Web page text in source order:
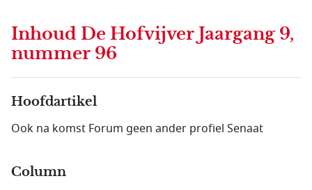
Inhoud De Hofvijver Jaargang 9,
nummer 96
Hoofdartikel
Ook na komst Forum geen ander profiel Senaat
Column